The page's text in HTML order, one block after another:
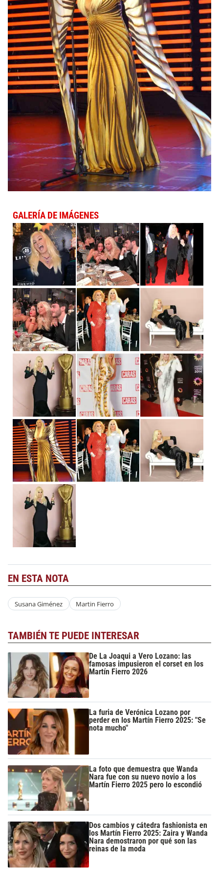
GALERÍA DE IMÁGENES
EN ESTA NOTA
Susana Giménez Martin Fierro
TAMBIÉN TE PUEDE INTERESAR
De La Joaqui a Vero Lozano: las
famosas impusieron el corset en los
Martín Fierro 2026
La furia de Verónica Lozano por
perder en los Martín Fierro 2025: "Se
nota mucho"
La foto que demuestra que Wanda
Nara fue con su nuevo novio a los
Martín Fierro 2025 pero lo escondió
Dos cambios y cátedra fashionista en
los Martín Fierro 2025: Zaira y Wanda
Nara demostraron por qué son las
reinas de la moda